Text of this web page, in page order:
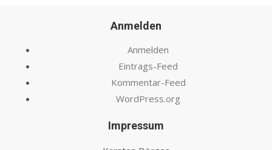
Anmelden
Anmelden
Eintrags-Feed
Kommentar-Feed
WordPress.org
Impressum